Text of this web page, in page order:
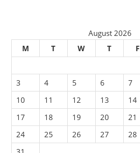
August 2026
M
T W T F
3
4 5 6 7
10
11 12 13 14
17
18 19 20 21
24
25 26 27 28